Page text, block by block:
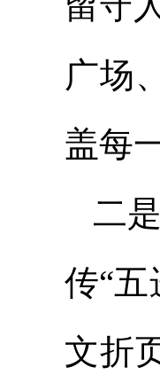
广场
盖每
二
传“
文折